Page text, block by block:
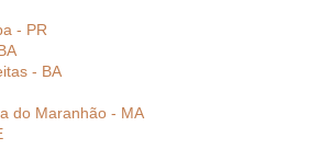
- PR
- BA
do Maranhão - MA